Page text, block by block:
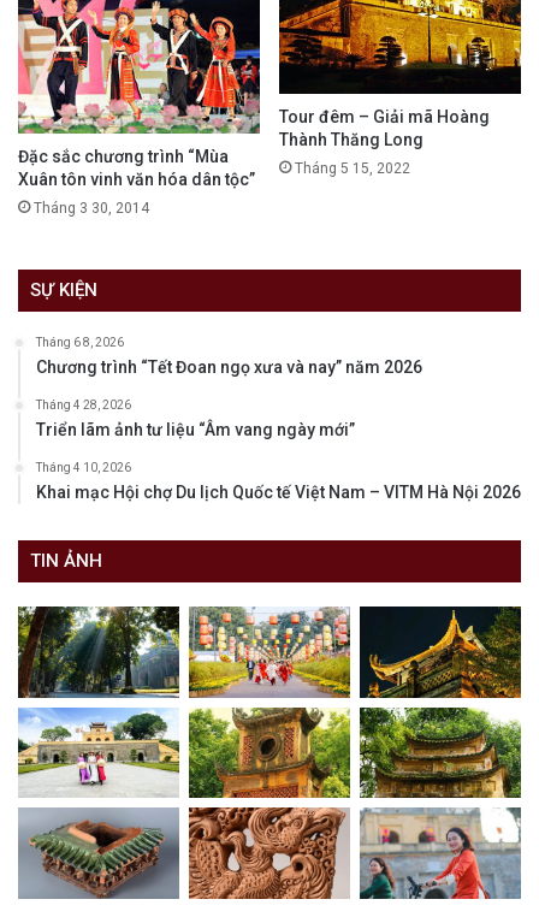
Đặc sắc chương trình “Mùa
Xuân tôn vinh văn hóa dân tộc”
Tháng 3 30, 2014
Tour đêm – Giải mã Hoàng
Thành Thăng Long
Tháng 5 15, 2022
SỰ KIỆN
Tháng 6 8, 2026
Chương trình “Tết Đoan ngọ xưa và nay” năm 2026
Tháng 4 28, 2026
Triển lãm ảnh tư liệu “Âm vang ngày mới”
Tháng 4 10, 2026
Khai mạc Hội chợ Du lịch Quốc tế Việt Nam – VITM Hà Nội 2026
TIN ẢNH